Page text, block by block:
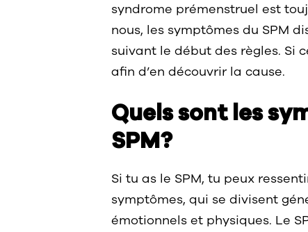
syndrome prémenstruel est
nous, les symptômes du SPM
suivant le début des règles. Si
afin d’en découvrir la cause.
Quels sont les
SPM?
Si tu as le SPM, tu peux
symptômes, qui se divisent
émotionnels et physiques. Le